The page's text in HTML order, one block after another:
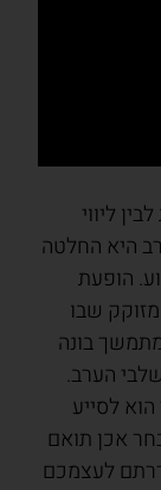
ליווי
היא החלטה
הופעת
שבו
בונה
הערב.
לסייע
אכן תואם
לעצמכם